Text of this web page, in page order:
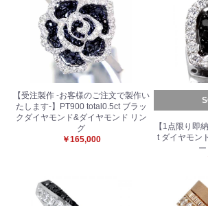
【受注製作 -お客様のご注文で製作い
たします-】PT900 total0.5ct ブラッ
クダイヤモンド&ダイヤモンド リン
グ
￥165,000
【1点限り即
t ダイヤモン